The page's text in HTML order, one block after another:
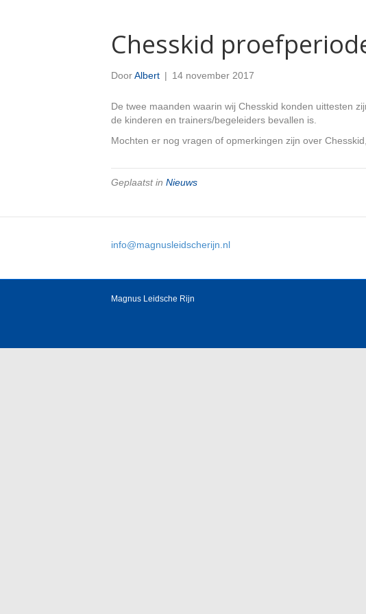
Chesskid
DoorAlbert | 14 november 2017
De twee maanden waarin wij Chesskid konden uittesten
de kinderen en trainers/begeleiders bevallen is.
Mochten er nog vragen of opmerkingen zijn over
Geplaatst in Nieuws
info@magnusleidscherijn.nl
Magnus Leidsche Rijn